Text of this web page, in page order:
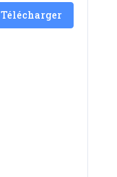
Télécharger